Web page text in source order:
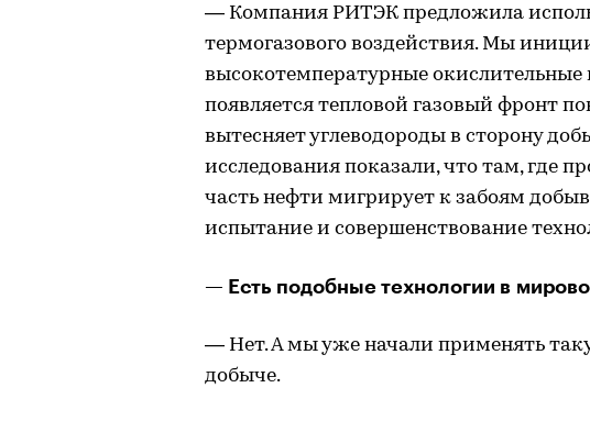
— Компания РИТЭК предложила
термогазового воздействия. Мы
высокотемпературные окислительные
появляется тепловой газовый фронт
вытесняет углеводороды в сторону
исследования показали, что там, где
часть нефти мигрирует к забоям
испытание и совершенствование
— Есть подобные технологии в
— Нет. А мы уже начали применять
добыче.